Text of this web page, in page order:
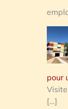
pour
[…]